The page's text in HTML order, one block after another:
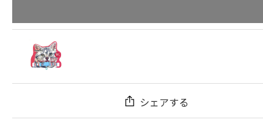
シェアする